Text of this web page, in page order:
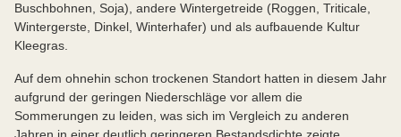
Buschbohnen, Soja), andere Wintergetreide (Roggen, Triticale,
Wintergerste, Dinkel, Winterhafer) und als aufbauende Kultur
Kleegras.
Auf dem ohnehin schon trockenen Standort hatten in diesem Jahr
aufgrund der geringen Niederschläge vor allem die
Sommerungen zu leiden, was sich im Vergleich zu anderen